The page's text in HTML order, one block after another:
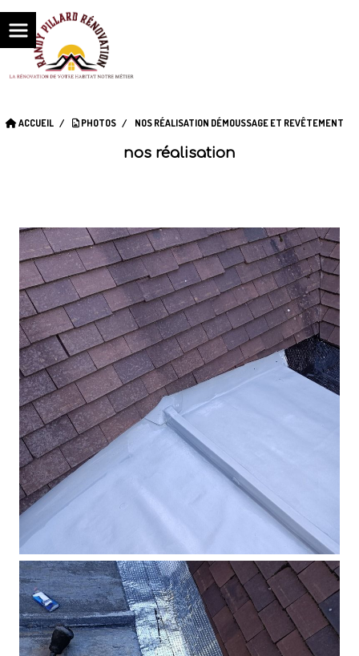
ACCUEIL PHOTOS NOS RÉALISATION DÉMOUSSAGE ET REVÊTEMENT
nos réalisation